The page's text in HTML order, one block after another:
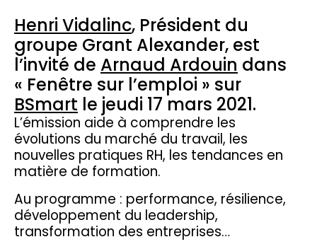
Henri Vidalinc, Président du
groupe Grant Alexander, est
l’invité de Arnaud Ardouin dans
« Fenêtre sur l’emploi » sur
BSmart le jeudi 17 mars 2021.
L’émission aide à comprendre les
évolutions du marché du travail, les
nouvelles pratiques RH, les tendances en
matière de formation.
Au programme : performance, résilience,
développement du leadership,
transformation des entreprises…